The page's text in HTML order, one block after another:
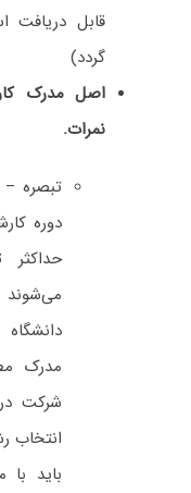
قابل
گردد)
اصل مدرک
نمرات.
تبصره
دوره
مدرک
شرکت
انتخاب
باید